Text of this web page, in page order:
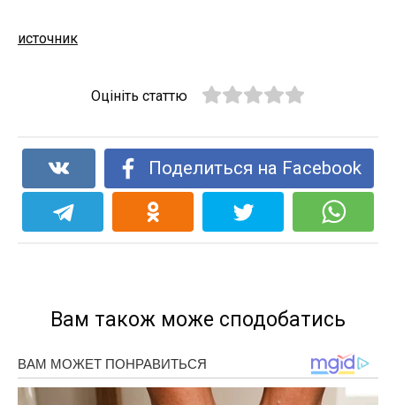
источник
Оцініть статтю
Поделиться на Facebook
Вам також може сподобатись